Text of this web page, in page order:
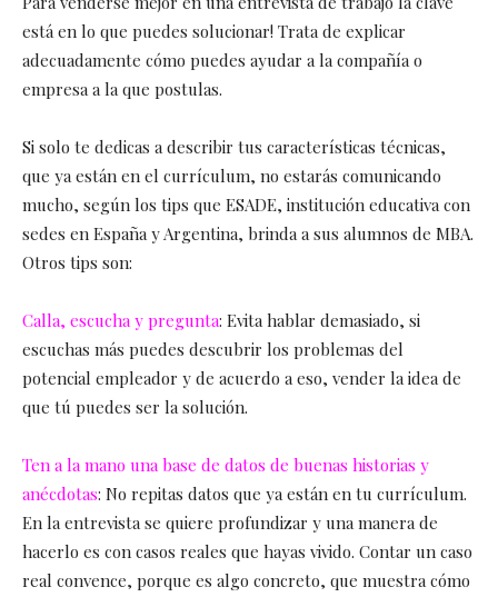
está en lo que puedes solucionar! Trata de explicar
adecuadamente cómo puedes ayudar a la compañía o
empresa a la que postulas.
Si solo te dedicas a describir tus características técnicas,
que ya están en el currículum, no estarás comunicando
mucho, según los tips que ESADE, institución educativa con
sedes en España y Argentina, brinda a sus alumnos de MBA.
Otros tips son:
Calla, escucha y pregunta: Evita hablar demasiado, si
escuchas más puedes descubrir los problemas del
potencial empleador y de acuerdo a eso, vender la idea de
que tú puedes ser la solución.
Ten a la mano una base de datos de buenas historias y
anécdotas: No repitas datos que ya están en tu currículum.
En la entrevista se quiere profundizar y una manera de
hacerlo es con casos reales que hayas vivido. Contar un caso
real convence, porque es algo concreto, que muestra cómo